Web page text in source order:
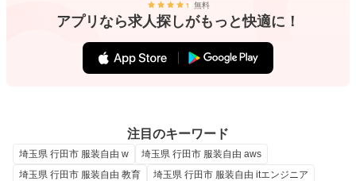
無料
アプリなら求人探しがもっと快適に！
注目のキーワード
埼玉県 行田市 服装自由 w
埼玉県 行田市 服装自由 aws
埼玉県 行田市 服装自由 教育
埼玉県 行田市 服装自由 itエンジニア